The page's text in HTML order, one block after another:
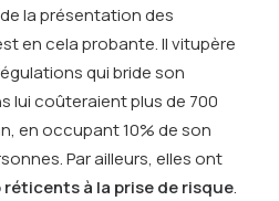
la présentation des
en cela probante. Il vitupère
qui bride son
lui coûteraient plus de 700
en occupant 10% de son
Par ailleurs, elles ont
à la prise de risque.